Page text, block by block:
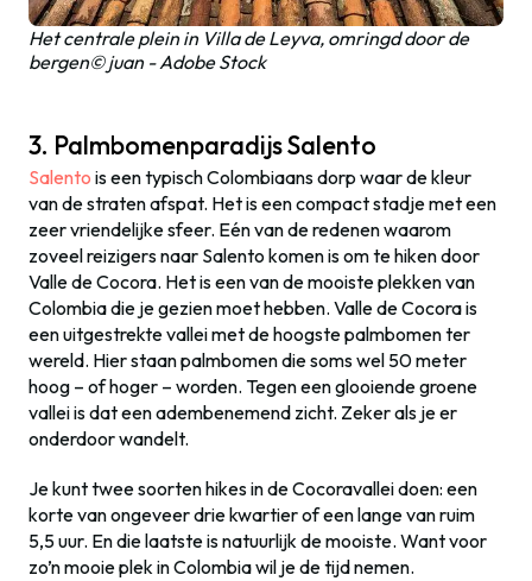
Het centrale plein in Villa de Leyva, omringd door de
bergen© juan - Adobe Stock
3. Palmbomenparadijs Salento
Salento is een typisch Colombiaans dorp waar de kleur
van de straten afspat. Het is een compact stadje met een
zeer vriendelijke sfeer. Eén van de redenen waarom
zoveel reizigers naar Salento komen is om te hiken door
Valle de Cocora. Het is een van de mooiste plekken van
Colombia die je gezien moet hebben. Valle de Cocora is
een uitgestrekte vallei met de hoogste palmbomen ter
wereld. Hier staan palmbomen die soms wel 50 meter
hoog – of hoger – worden. Tegen een glooiende groene
vallei is dat een adembenemend zicht. Zeker als je er
onderdoor wandelt.
Je kunt twee soorten hikes in de Cocoravallei doen: een
korte van ongeveer drie kwartier of een lange van ruim
5,5 uur. En die laatste is natuurlijk de mooiste. Want voor
zo’n mooie plek in Colombia wil je de tijd nemen.